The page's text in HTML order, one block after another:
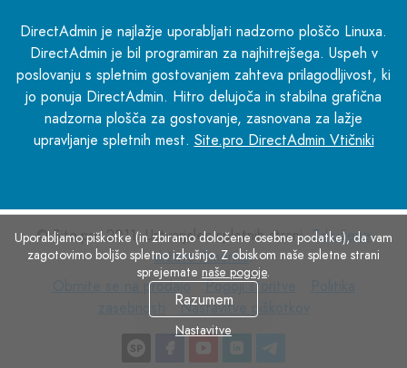
DirectAdmin je najlažje uporabljati nadzorno ploščo Linuxa.
DirectAdmin je bil programiran za najhitrejšega. Uspeh v
poslovanju s spletnim gostovanjem zahteva prilagodljivost, ki
jo ponuja DirectAdmin. Hitro delujoča in stabilna grafična
nadzorna plošča za gostovanje, zasnovana za lažje
upravljanje spletnih mest. Site.pro DirectAdmin Vtičniki
© Site.pro 2011. Ustvarjalec spletnih strani.Združene
države Amerike.
Obrnite se na prodajo
Pogoji
storitve
Pogoji storitve
Nastavitve
piškotkov
Nastavitve piškotkov
Uporabljamo piškotke (in zbiramo določene osebne podatke), da vam
zagotovimo boljšo spletno izkušnjo. Z obiskom naše spletne strani
sprejemate naše pogoje.
Razumem
Nastavitve